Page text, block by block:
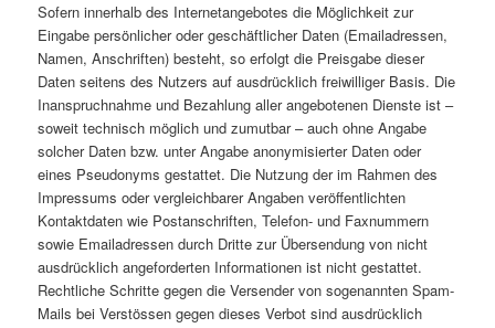
Sofern innerhalb des Internetangebotes die Möglichkeit zur
Eingabe persönlicher oder geschäftlicher Daten (Emailadressen,
Namen, Anschriften) besteht, so erfolgt die Preisgabe dieser
Daten seitens des Nutzers auf ausdrücklich freiwilliger Basis. Die
Inanspruchnahme und Bezahlung aller angebotenen Dienste ist –
soweit technisch möglich und zumutbar – auch ohne Angabe
solcher Daten bzw. unter Angabe anonymisierter Daten oder
eines Pseudonyms gestattet. Die Nutzung der im Rahmen des
Impressums oder vergleichbarer Angaben veröffentlichten
Kontaktdaten wie Postanschriften, Telefon- und Faxnummern
sowie Emailadressen durch Dritte zur Übersendung von nicht
ausdrücklich angeforderten Informationen ist nicht gestattet.
Rechtliche Schritte gegen die Versender von sogenannten Spam-
Mails bei Verstössen gegen dieses Verbot sind ausdrücklich